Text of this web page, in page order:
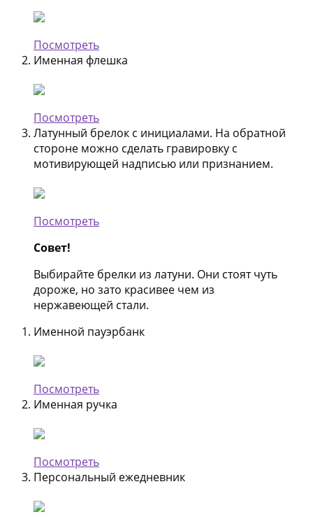
Посмотреть
Именная флешка
Посмотреть
Латунный брелок с инициалами. На обратной
стороне можно сделать гравировку с
мотивирующей надписью или признанием.
Посмотреть
Совет!
Выбирайте брелки из латуни. Они стоят чуть
дороже, но зато красивее чем из
нержавеющей стали.
Именной пауэрбанк
Посмотреть
Именная ручка
Посмотреть
Персональный ежедневник